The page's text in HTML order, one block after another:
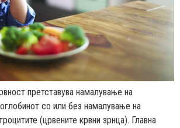
претставува намалување на
со или без намалување на
(црвените крвни зрнца). Главна